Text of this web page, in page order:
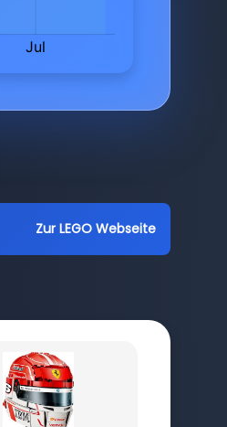
Zur LEGO Webseite